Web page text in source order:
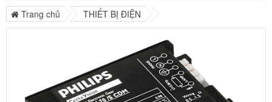
Trang chủ THIẾT BỊ ĐIỆN